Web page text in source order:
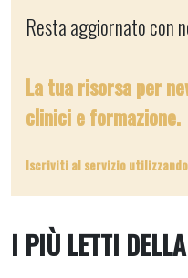
Resta aggiornato con
La tua risorsa per
clinici e formazione.
Iscriviti al servizio
I PIÙ LETTI